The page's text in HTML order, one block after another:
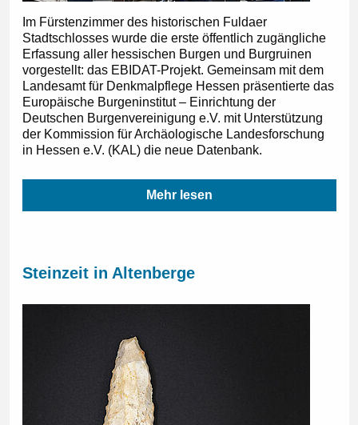
Im Fürstenzimmer des historischen Fuldaer
Stadtschlosses wurde die erste öffentlich zugängliche
Erfassung aller hessischen Burgen und Burgruinen
vorgestellt: das EBIDAT-Projekt. Gemeinsam mit dem
Landesamt für Denkmalpflege Hessen präsentierte das
Europäische Burgeninstitut – Einrichtung der
Deutschen Burgenvereinigung e.V. mit Unterstützung
der Kommission für Archäologische Landesforschung
in Hessen e.V. (KAL) die neue Datenbank.
Mehr lesen
Steinzeit in Altenberge